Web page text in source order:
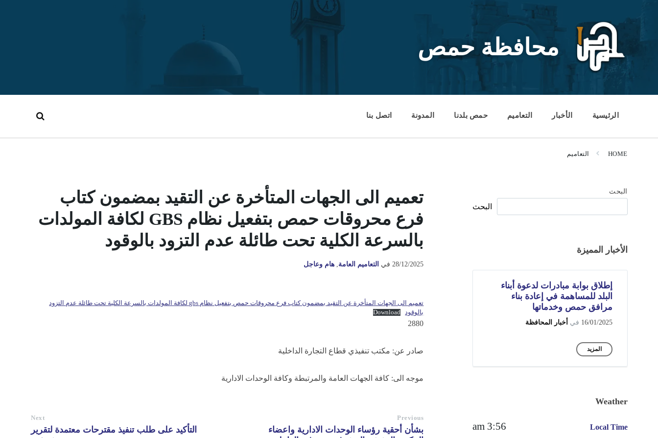
content
محافظة حمص
الرئيسية الأخبار التعاميم حمص بلدنا المدونة اتصل بنا
HOME التعاميم
تعميم الى الجهات المتأخرة عن التقيد بمضمون كتاب
فرع محروقات حمص بتفعيل نظام GBS لكافة المولدات
بالسرعة الكلية تحت طائلة عدم التزود بالوقود
28/12/2025 في التعاميم العامة, هام وعاجل
تعميم الى الجهات المتأخرة عن التقيد بمضمون كتاب فرع محروقات حمص بتفعيل نظام gbs لكافة المولدات بالسرعة الكلية تحت طائلة عدم التزود
بالوقود
Download
2880
صادر عن: مكتب تنفيذي قطاع التجارة الداخلية
موجه الى: كافة الجهات العامة والمرتبطة وكافة الوحدات الادارية
Previous
بشأن أحقية رؤساء الوحدات الادارية واعضاء
Next
التأكيد على طلب تنفيذ مقترحات معتمدة لتقرير
البحث
البحث
الأخبار المميزة
إطلاق بوابة مبادرات لدعوة أبناء
البلد للمساهمة في إعادة بناء
مرافق حمص وخدماتها
16/01/2025 في أخبار المحافظة
المزيد
Weather
Local Time
3:56 am